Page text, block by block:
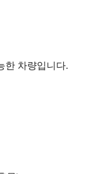
한 차량입니다.